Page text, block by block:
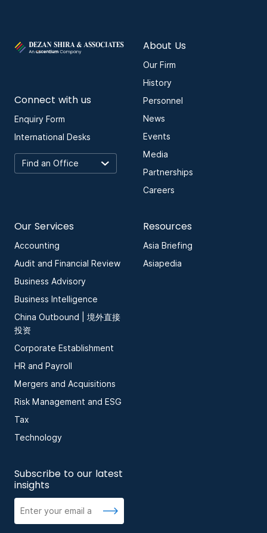
Connect with us
Enquiry Form
International Desks
About Us
Our Firm
History
Personnel
News
Events
Media
Partnerships
Careers
Our Services
Accounting
Audit and Financial Review
Business Advisory
Business Intelligence
China Outbound | 境外直接
投资
Corporate Establishment
HR and Payroll
Mergers and Acquisitions
Risk Management and ESG
Tax
Technology
Resources
Asia Briefing
Asiapedia
Subscribe to our latest
insights